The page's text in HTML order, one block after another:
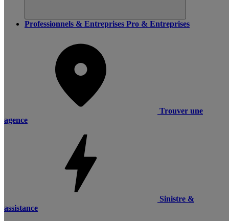
Professionnels & Entreprises Pro & Entreprises
Trouver une
agence
Sinistre &
assistance